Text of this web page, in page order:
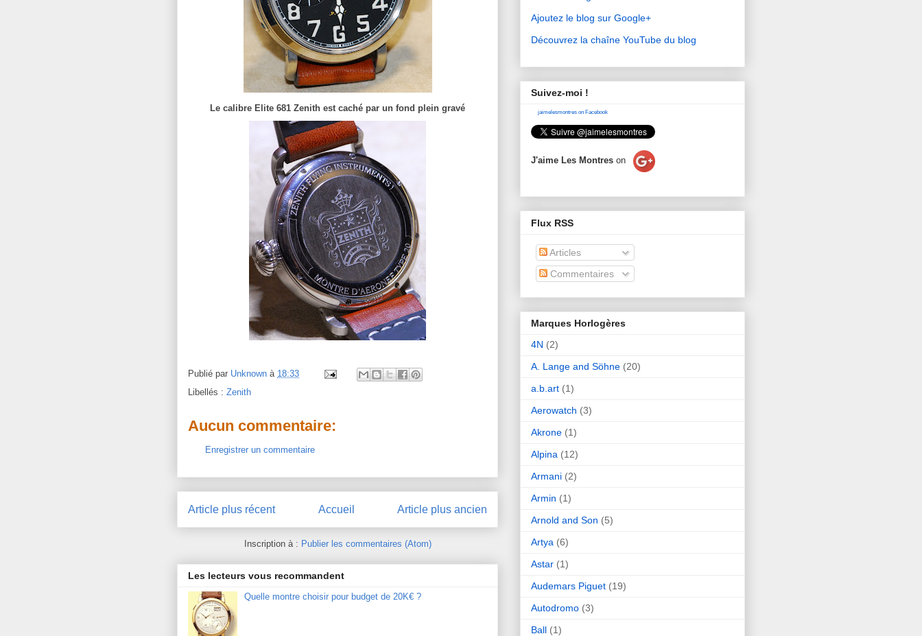
Le calibre Elite 681 Zenith est caché par un fond plein gravé
Publié par Unknown à 18:33
Libellés : Zenith
Aucun commentaire:
Enregistrer un commentaire
Article plus récent Article plus ancien
Accueil
Inscription à : Publier les commentaires (Atom)
Les lecteurs vous recommandent
Quelle montre choisir pour budget de 20K€ ?
Ajoutez le blog sur Google+
Découvrez la chaîne YouTube du blog
Suivez-moi !
jaimelesmontres on Facebook
J'aime Les Montres on
Flux RSS
Articles
Commentaires
Marques Horlogères
4N (2)
A. Lange and Söhne (20)
a.b.art (1)
Aerowatch (3)
Akrone (1)
Alpina (12)
Armani (2)
Armin (1)
Arnold and Son (5)
Artya (6)
Astar (1)
Audemars Piguet (19)
Autodromo (3)
Ball (1)